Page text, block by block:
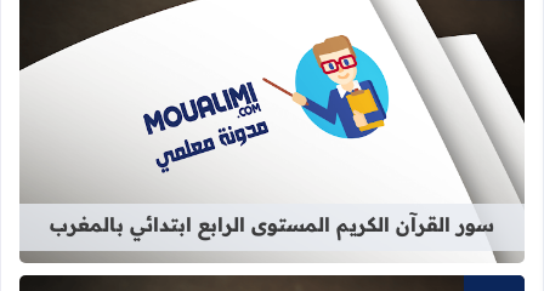
قراءة المزيد عن سور القرآن الكريم
سور القرآن الكريم المستوى الرابع ابتدائي بالمغرب